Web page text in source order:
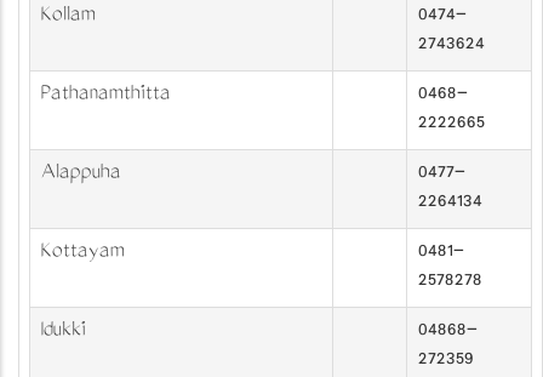
Kollam
0474-
2743624
Pathanamthitta
0468-
2222665
Alappuzha
0477-
2264134
Kottayam
0481-
2578278
Idukki
04868-
272359